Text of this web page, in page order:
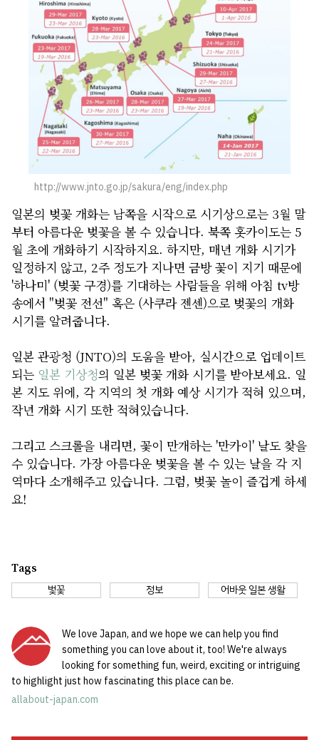
http://www.jnto.go.jp/sakura/eng/index.php
일본의 벚꽃 개화는 남쪽을 시작으로 시기상으로는 3월 말
부터 아름다운 벚꽃을 볼 수 있습니다. 북쪽 홋카이도는 5
월 초에 개화하기 시작하지요. 하지만, 매년 개화 시기가
일정하지 않고, 2주 정도가 지나면 금방 꽃이 지기 때문에
'하나미' (벚꽃 구경)를 기대하는 사람들을 위해 아침 tv방
송에서 "벚꽃 전선" 혹은 (사쿠라 젠센)으로 벚꽃의 개화
시기를 알려줍니다.
일본 관광청 (JNTO)의 도움을 받아, 실시간으로 업데이트
되는 일본 기상청의 일본 벚꽃 개화 시기를 받아보세요. 일
본 지도 위에, 각 지역의 첫 개화 예상 시기가 적혀 있으며,
작년 개화 시기 또한 적혀있습니다.
그리고 스크롤을 내리면, 꽃이 만개하는 '만카이' 날도 찾을
수 있습니다. 가장 아름다운 벚꽃을 볼 수 있는 날을 각 지
역마다 소개해주고 있습니다. 그럼, 벚꽃 놀이 즐겁게 하세
요!
Tags
벛꽃 정보 어바웃 일본 생활
We love Japan, and we hope we can help you find
something you can love about it, too! We're always
looking for something fun, weird, exciting or intriguing
to highlight just how fascinating this place can be.
allabout-japan.com